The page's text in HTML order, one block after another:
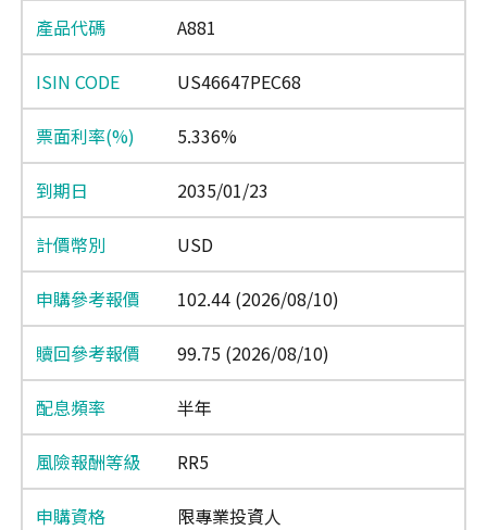
A881
US46647PEC68
5.336%
2035/01/23
USD
102.44 (2026/08/10)
99.75 (2026/08/10)
半年
RR5
限專業投資人